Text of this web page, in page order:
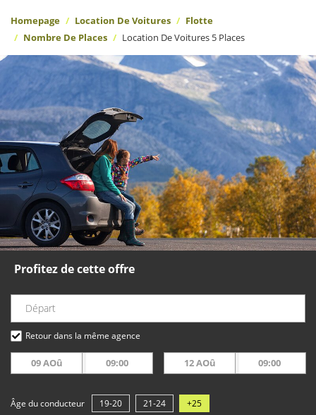
Homepage Location De Voitures
Flotte
Nombre De Places
Location De Voitures 5 Places
Profitez de cette offre
Retour dans la même agence
09 AOû 09:00 12 AOû 09:00
Âge du conducteur 19-20 21-24 +25